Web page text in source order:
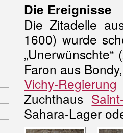
Die Ereignisse
Die Zitadelle
1600) wurde
Faron aus
Vichy-Regierung
Zuchthaus
Sahara-Lager